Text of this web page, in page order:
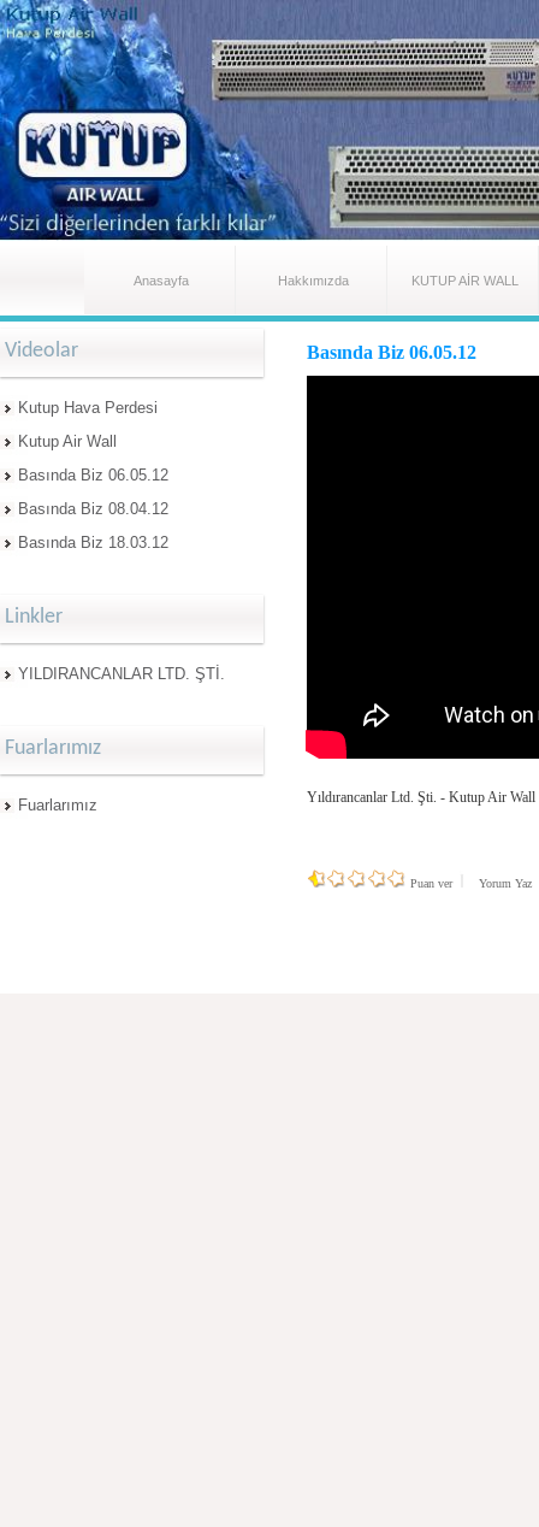
Anasayfa Hakkımızda KUTUP AİR WALL
Videolar
Kutup Hava Perdesi
Kutup Air Wall
Basında Biz 06.05.12
Basında Biz 08.04.12
Basında Biz 18.03.12
Linkler
YILDIRANCANLAR LTD. ŞTİ.
Fuarlarımız
Fuarlarımız
Basında Biz 06.05.12
Yıldırancanlar Ltd. Şti. - Kutup Air
Puan ver Yorum